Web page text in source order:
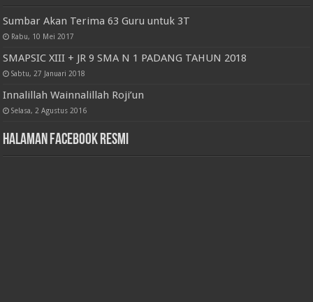
Sumbar Akan Terima 63 Guru untuk 3T
Rabu, 10 Mei 2017
SMAPSIC XIII + JR 9 SMA N 1 PADANG TAHUN 2018
Sabtu, 27 Januari 2018
Innalillah Wainnalillah Roji’un
Selasa, 2 Agustus 2016
Halaman Facebook Resmi